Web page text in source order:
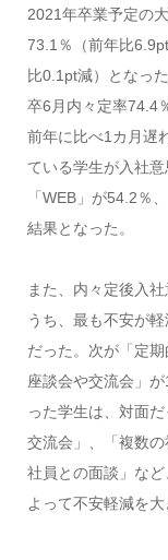
2021年卒業予定の
73.1％（前年比
比0.1pt減）となっ
卒6月内々定率74.4
前年に比べ1カ月遅
ている学生が入社
「WEB」が54.2％
結果となった。
また、内々定後入
うち、最も不安が
だった。次が「定
座談会や交流会」
った学生は、対面
交流会」、「複数
社員との面談」な
よって不安軽減を